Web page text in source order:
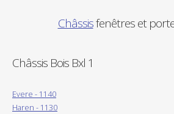
Châssisfenêtres et
Châssis Bois Bxl 1
Evere - 1140
Haren - 1130